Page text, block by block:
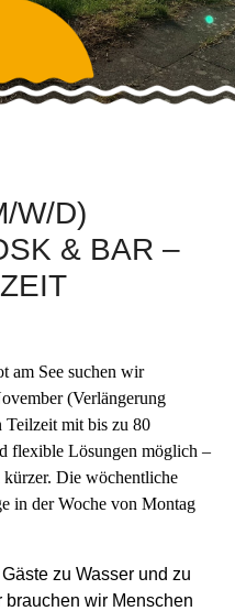
W/D)
& BAR –
am See suchen wir
(Verlängerung
mit bis zu 80
flexible Lösungen möglich –
Die wöchentliche
in der Woche von Montag
zu Wasser und zu
brauchen wir Menschen